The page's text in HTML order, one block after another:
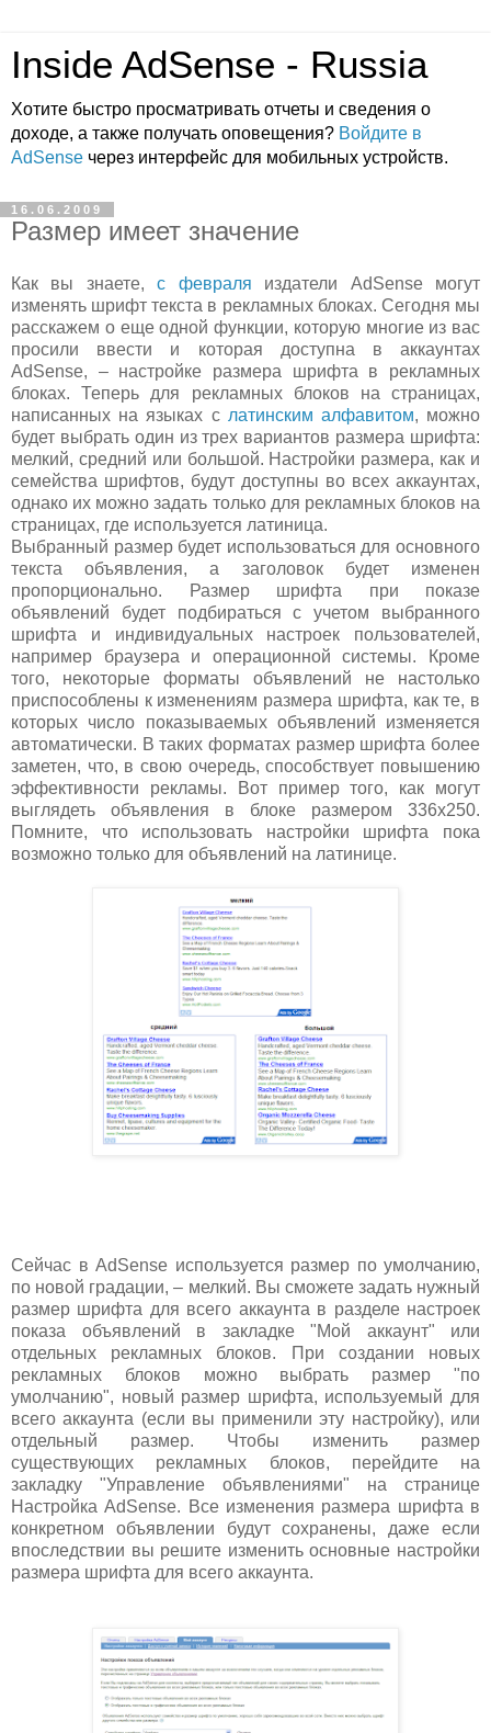
Inside AdSense - Russia
Хотите быстро просматривать отчеты и сведения о
доходе, а также получать оповещения? Войдите в
AdSense через интерфейс для мобильных устройств.
16.06.2009
Размер имеет значение
Как вы знаете,с февраля издатели AdSense могут
изменять шрифт текста в рекламных блоках. Сегодня мы
расскажем о еще одной функции, которую многие из вас
просили ввести и которая доступна в аккаунтах
AdSense, – настройке размера шрифта в рекламных
блоках. Теперь для рекламных блоков на страницах,
написанных на языках с латинским алфавитом, можно
будет выбрать один из трех вариантов размера шрифта:
мелкий, средний или большой. Настройки размера, как и
семейства шрифтов, будут доступны во всех аккаунтах,
однако их можно задать только для рекламных блоков на
страницах, где используется латиница.
Выбранный размер будет использоваться для основного
текста объявления, а заголовок будет изменен
пропорционально. Размер шрифта при показе
объявлений будет подбираться с учетом выбранного
шрифта и индивидуальных настроек пользователей,
например браузера и операционной системы. Кроме
того, некоторые форматы объявлений не настолько
приспособлены к изменениям размера шрифта, как те, в
которых число показываемых объявлений изменяется
автоматически. В таких форматах размер шрифта более
заметен, что, в свою очередь, способствует повышению
эффективности рекламы. Вот пример того, как могут
выглядеть объявления в блоке размером 336x250.
Помните, что использовать настройки шрифта пока
возможно только для объявлений на латинице.
Сейчас в AdSense используется размер по умолчанию,
по новой градации, – мелкий. Вы сможете задать нужный
размер шрифта для всего аккаунта в разделе настроек
показа объявлений в закладке "Мой аккаунт" или
отдельных рекламных блоков. При создании новых
рекламных блоков можно выбрать размер "по
умолчанию", новый размер шрифта, используемый для
всего аккаунта (если вы применили эту настройку), или
отдельный размер. Чтобы изменить размер
существующих рекламных блоков, перейдите на
закладку "Управление объявлениями" на странице
Настройка AdSense. Все изменения размера шрифта в
конкретном объявлении будут сохранены, даже если
впоследствии вы решите изменить основные настройки
размера шрифта для всего аккаунта.